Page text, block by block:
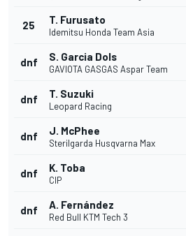
25 T. Furusato
Idemitsu Honda Team Asia
dnf S. Garcia Dols
GAVIOTA GASGAS Aspar Team
dnf T. Suzuki
Leopard Racing
dnf J. McPhee
Sterilgarda Husqvarna Max
dnf K. Toba
CIP
dnf A. Fernández
Red Bull KTM Tech 3